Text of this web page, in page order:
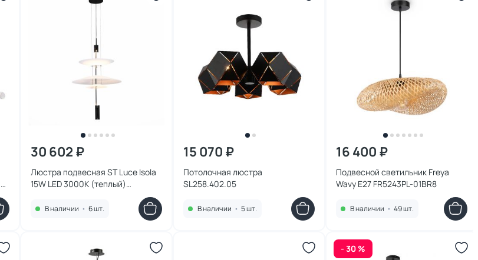
30 602 ₽
Люстра подвесная ST Luce Isola
15W LED 3000К (теплый)
В наличии • 6 шт.
15 070 ₽
Потолочная люстра
SL258.402.05
В наличии • 5 шт.
16 400 ₽
Подвесной светильник Freya
Wavy E27 FR5243PL-01BR8
В наличии • 49 шт.
- 30 %